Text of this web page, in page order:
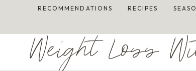
content
RECOMMENDATIONS RECIPES
Weight Loss